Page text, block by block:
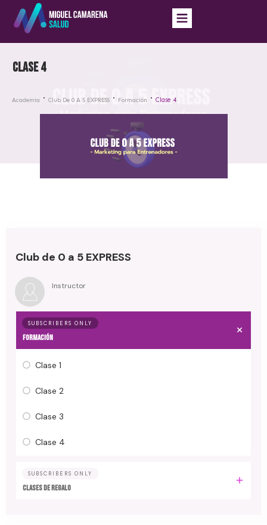
Clase 4
Academia Club De 0 A 5 EXPRESS Formación Clase 4
Club de 0 a 5 EXPRESS
Instructor
SUBSCRIBERS ONLY
Formación
Clase 1
Clase 2
Clase 3
Clase 4
SUBSCRIBERS ONLY
Clases de regalo